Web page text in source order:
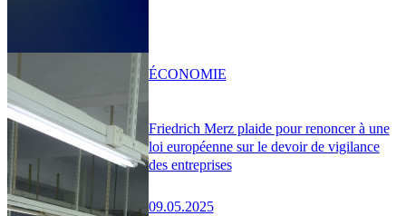
Friedrich Merz plaide pour renoncer à une
loi européenne sur le devoir de vigilance
des entreprises
09.05.2025
ÉCONOMIE